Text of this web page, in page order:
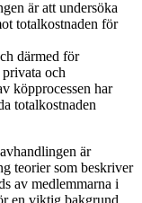
är att undersöka
totalkostnaden för
därmed för
och
köpprocessen har
totalkostnaden
är
teorier som beskriver
av medlemmarna i
en viktig bakgrund